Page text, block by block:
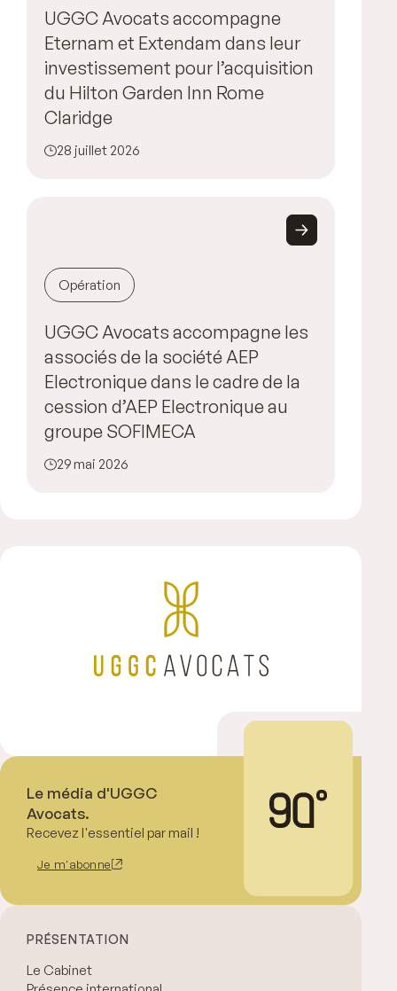
UGGC Avocats accompagne
Eternam et Extendam dans leur
investissement pour l’acquisition
du Hilton Garden Inn Rome
Claridge
28 juillet 2026
Opération
UGGC Avocats accompagne les
associés de la société AEP
Electronique dans le cadre de la
cession d’AEP Electronique au
groupe SOFIMECA
29 mai 2026
Le média d'UGGC
Avocats.
Recevez l'essentiel par mail !
Je m'abonne
PRÉSENTATION
Le Cabinet